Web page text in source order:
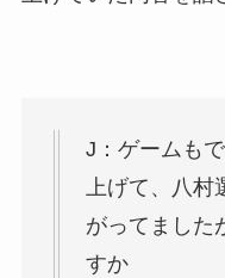
J：ゲームも
上げて、八村
がってました
すか